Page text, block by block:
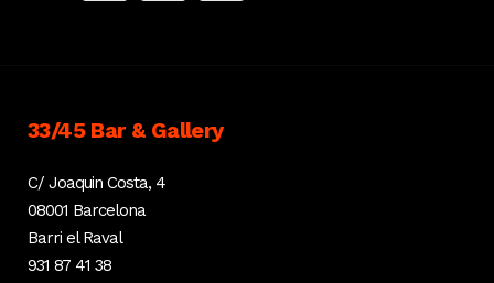
33/45 Bar & Gallery
C/ Joaquin Costa, 4
08001 Barcelona
Barri el Raval
931 87 41 38